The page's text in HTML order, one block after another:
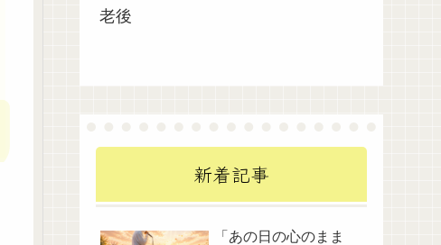
老後
新着記事
「あの日の心のまま